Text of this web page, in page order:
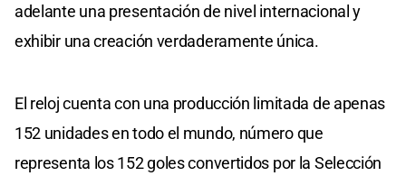
adelante una presentación de nivel internacional y
exhibir una creación verdaderamente única.
El reloj cuenta con una producción limitada de apenas
152 unidades en todo el mundo, número que
representa los 152 goles convertidos por la Selección